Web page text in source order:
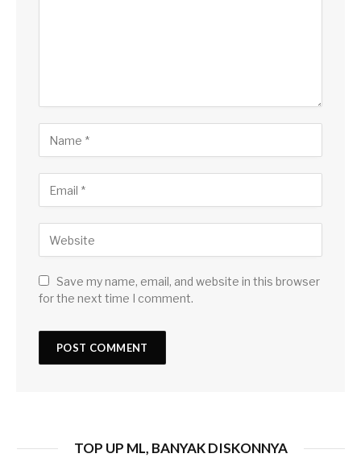
Save my name, email, and website in this browser
for the next time I comment.
TOP UP ML, BANYAK DISKONNYA